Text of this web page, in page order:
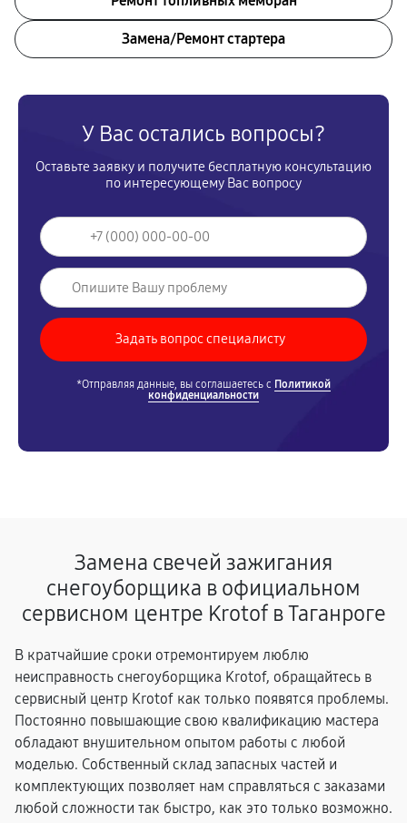
Замена/Pемонт стартера
У Вас остались вопросы?
Оставьте заявку и получите бесплатную консультацию
по интересующему Вас вопросу
*Отправляя данные, вы соглашаетесь с Политикой
конфиденциальности
Замена свечей зажигания
снегоуборщика в официальном
сервисном центре Krotof в Таганроге
В кратчайшие сроки отремонтируем люблю
неисправность снегоуборщика Krotof, обращайтесь в
сервисный центр Krotof как только появятся проблемы.
Постоянно повышающие свою квалификацию мастера
обладают внушительном опытом работы с любой
моделью. Собственный склад запасных частей и
комплектующих позволяет нам справляться с заказами
любой сложности так быстро, как это только возможно.